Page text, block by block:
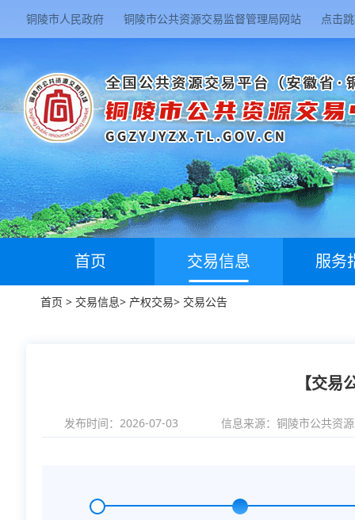
铜陵市人民政府 铜陵市公共资源交易监督管理局网站 点击
首页 交易信息 服务
首页 > 交易信息> 产权交易> 交易公告
【交
发布时间：2026-07-03 信息来源： 铜陵市公共资